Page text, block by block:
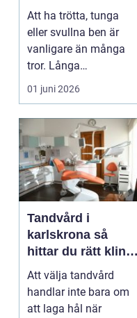
vardagen
Att ha trötta, tunga
eller svullna ben är
vanligare än många
tror. Långa
arbetsdagar på hårda
golv, ...
01 juni 2026
Tandvård i
karlskrona så
hittar du rätt klinik
för långsiktig
munhälsa
Att välja tandvård
handlar inte bara om
att laga hål när